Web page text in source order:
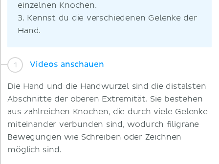
einzelnen Knochen.
3. Kennst du die verschiedenen Gelenke der
Hand.
Videos anschauen
Die Hand und die Handwurzel sind die distalsten
Abschnitte der oberen Extremität. Sie bestehen
aus zahlreichen Knochen, die durch viele Gelenke
miteinander verbunden sind, wodurch filigrane
Bewegungen wie Schreiben oder Zeichnen
möglich sind.